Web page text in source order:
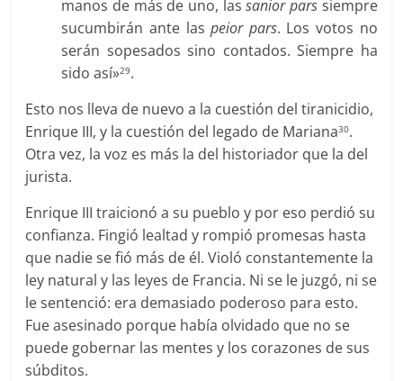
manos de más de uno, lassanior parssiempre
sucumbirán ante laspeior pars. Los votos no
serán sopesados sino contados. Siempre ha
sido así»29.
Esto nos lleva de nuevo a la cuestión del tiranicidio,
Enrique III, y la cuestión del legado de Mariana30.
Otra vez, la voz es más la del historiador que la del
jurista.
Enrique III traicionó a su pueblo y por eso perdió su
confianza. Fingió lealtad y rompió promesas hasta
que nadie se fió más de él. Violó constantemente la
ley natural y las leyes de Francia. Ni se le juzgó, ni se
le sentenció: era demasiado poderoso para esto.
Fue asesinado porque había olvidado que no se
puede gobernar las mentes y los corazones de sus
súbditos.